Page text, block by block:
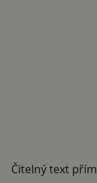
Čitelný text